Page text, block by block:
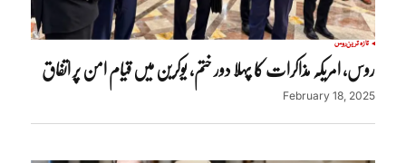
تازہ ترینروس
روس، امریکہ مذاکرات کا پہلا دور ختم، یوکرین میں قیام امن پر اتفاق
February 18, 2025